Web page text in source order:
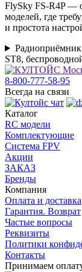
FlySky FS-R4P —
моделей, где
и простота
ST8,
8-800-777-58-95
Всегда на связи
Каталог
RC модели
Комплектующие
Система FPV
Акции
ЗАКАЗ
Бренды
Компания
Оплата и доставка
Гарантия. Возврат
Частые вопросы
Реквизиты
Политики
Контакты
Принимаем